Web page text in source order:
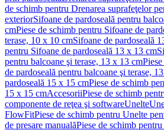
de schimb pentru Drenarea suprafeţelor
exteriorSifoane de pardoseală pentru
cmPiese de schimb pentru Sifoane de
terase, 10 x 10 cmSifoane de pardoseală
pentru Sifoane de pardoseală 13 x 13 cm
pentru balcoane şi terase, 13 x 13 cm
de pardoseală pentru balcoane şi terase,
pardoseală 15 x 15 cmPiese de schimb
15 x 15 cmAccesoriiPiese de schimb
componente de reţea şi softwareUnelte
FlowFitPiese de schimb pentru Unelte
de presare manualăPiese de schimb